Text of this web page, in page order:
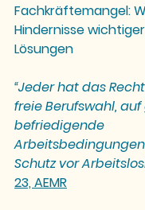
Fachkräftemangel:
Hindernisse
Lösungen
“Jeder hat das
freie Berufswahl,
befriedigende
Schutz vor
23, AEMR